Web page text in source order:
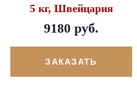
5 кг, Швейцария
9180 руб.
ЗАКАЗАТЬ